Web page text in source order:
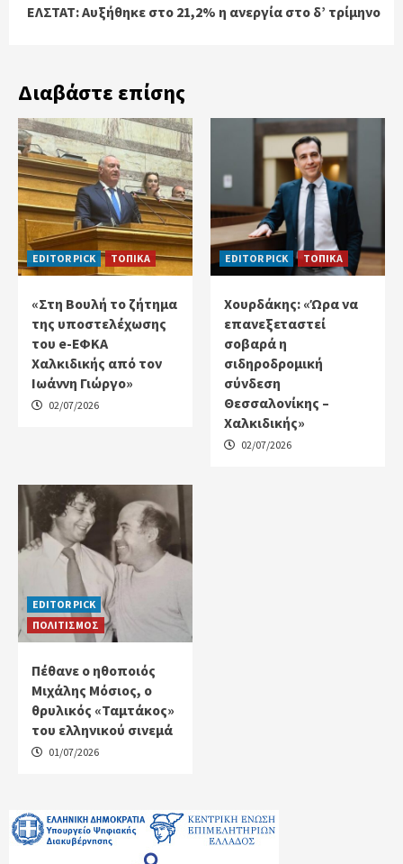
ΕΛΣΤΑΤ: Αυξήθηκε στο 21,2% η ανεργία στο δ’ τρίμηνο
Διαβάστε επίσης
EDITOR PICK ΤΟΠΙΚΑ
«Στη Βουλή το ζήτημα
της υποστελέχωσης
του e-ΕΦΚΑ
Χαλκιδικής από τον
Ιωάννη Γιώργο»
02/07/2026
EDITOR PICK ΤΟΠΙΚΑ
Χουρδάκης: «Ώρα να
επανεξεταστεί
σοβαρά η
σιδηροδρομική
σύνδεση
Θεσσαλονίκης –
Χαλκιδικής»
02/07/2026
EDITOR PICK
ΠΟΛΙΤΙΣΜΟΣ
Πέθανε ο ηθοποιός
Μιχάλης Μόσιος, ο
θρυλικός «Ταμτάκος»
του ελληνικού σινεμά
01/07/2026